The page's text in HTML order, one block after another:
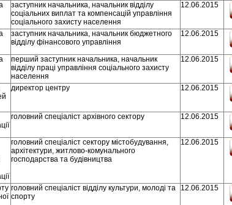
заступник начальника, начальник відділу
соціальних виплат та компенсацій управління
соціального захисту населення
12.06.2015
заступник начальника, начальник бюджетного
відділу фінансового управління
12.06.2015
перший заступник начальника, начальник
відділу праці управління соціального захисту
населення
12.06.2015
директор центру 12.06.2015
головний спеціаліст архівного сектору 12.06.2015
головний спеціаліст сектору містобудування,
архітектури, житлово-комунального
господарства та будівництва
12.06.2015
головний спеціаліст відділу культури, молоді та
спорту
12.06.2015